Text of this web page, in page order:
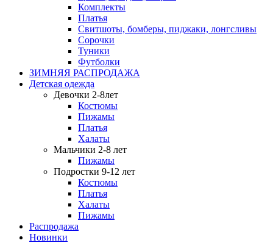
Комплекты
Платья
Свитшоты, бомберы, пиджаки, лонгсливы
Сорочки
Туники
Футболки
ЗИМНЯЯ РАСПРОДАЖА
Детская одежда
Девочки 2-8лет
Костюмы
Пижамы
Платья
Халаты
Мальчики 2-8 лет
Пижамы
Подростки 9-12 лет
Костюмы
Платья
Халаты
Пижамы
Распродажа
Новинки